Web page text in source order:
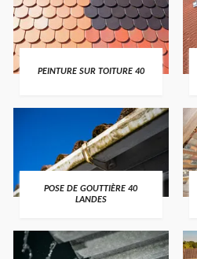
PEINTURE SUR TOITURE 40
POSE DE GOUTTIÈRE 40
LANDES